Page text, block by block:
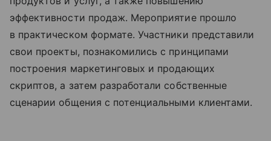
эффективности продаж. Мероприятие прошло
в практическом формате. Участники представили
свои проекты, познакомились с принципами
построения маркетинговых и продающих
скриптов, а затем разработали собственные
сценарии общения с потенциальными клиентами.